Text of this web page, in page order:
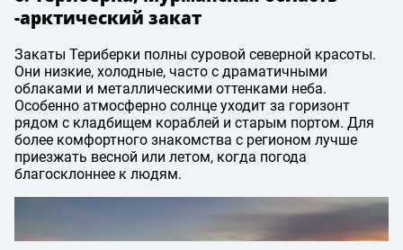
-арктический закат
Закаты Териберки полны суровой северной красоты.
Они низкие, холодные, часто с драматичными
облаками и металлическими оттенками неба.
Особенно атмосферно солнце уходит за горизонт
рядом с кладбищем кораблей и старым портом. Для
более комфортного знакомства с регионом лучше
приезжать весной или летом, когда погода
благосклоннее к людям.